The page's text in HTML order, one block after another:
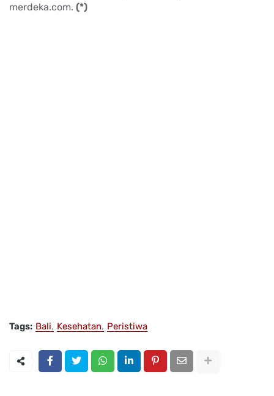
merdeka.com. (*)
Tags: Bali Kesehatan Peristiwa